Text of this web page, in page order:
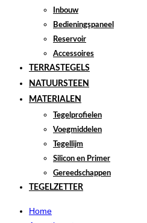
Inbouw
Bedieningspaneel
Reservoir
Accessoires
TERRASTEGELS
NATUURSTEEN
MATERIALEN
Tegelprofielen
Voegmiddelen
Tegellijm
Silicon en Primer
Gereedschappen
TEGELZETTER
Home